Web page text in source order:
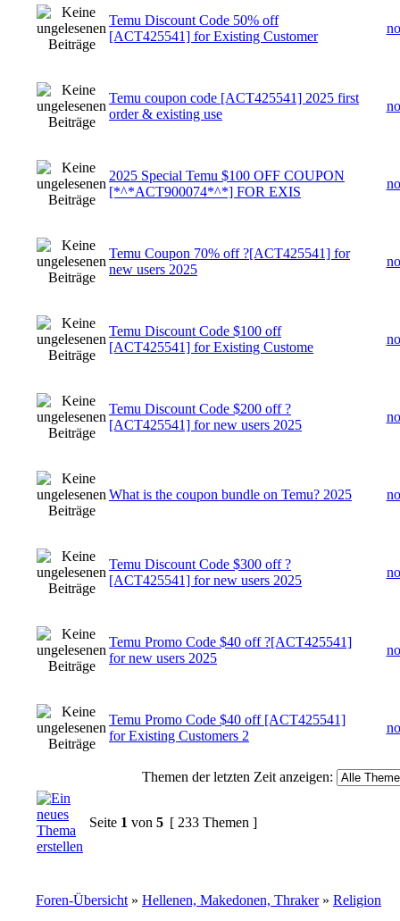
Temu Discount Code 50% off
[ACT425541] for Existing Customer
Temu coupon code [ACT425541] 2025 first
order & existing use
2025 Special Temu $100 OFF COUPON
[*^*ACT900074*^*] FOR EXIS
Temu Coupon 70% off ?[ACT425541] for
new users 2025
Temu Discount Code $100 off
[ACT425541] for Existing Custome
Temu Discount Code $200 off ?
[ACT425541] for new users 2025
What is the coupon bundle on Temu? 2025
Temu Discount Code $300 off ?
[ACT425541] for new users 2025
Temu Promo Code $40 off ?[ACT425541]
for new users 2025
Temu Promo Code $40 off [ACT425541]
for Existing Customers 2
Themen der letzten Zeit anzeigen:
Seite 1 von 5 [ 233 Themen ]
Foren-Übersicht » Hellenen, Makedonen, Thraker» Religion